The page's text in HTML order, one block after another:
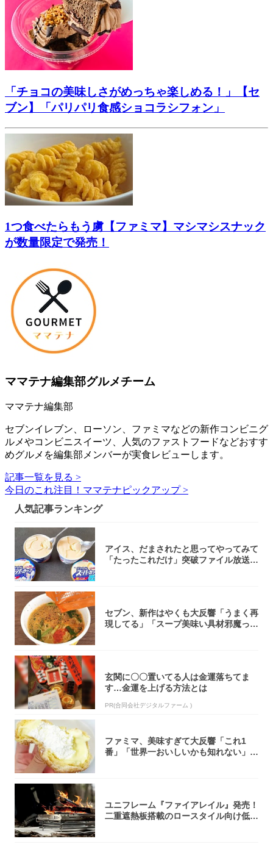
「チョコの美味しさがめっちゃ楽しめる！」【セ
ブン】「パリパリ食感ショコラシフォン」
1つ食べたらもう虜【ファミマ】マシマシスナック
が数量限定で発売！
ママテナ編集部グルメチーム
ママテナ編集部
セブンイレブン、ローソン、ファミマなどの新作コンビニグ
ルメやコンビニスイーツ、人気のファストフードなどおすす
めグルメを編集部メンバーが実食レビューします。
記事一覧を見る >
今日のこれ注目！ママテナピックアップ >
人気記事ランキング
アイス、だまされたと思ってやってみて
「たったこれだけ」突破ファイル放送で
セブン、新作はやくも大反響「うまく再
現してる」「スープ美味い具材邪魔って
玄関に〇〇置いてる人は金運落ちてま
す…金運を上げる方法とは
PR(合同会社デジタルファーム )
ファミマ、美味すぎて大反響「これ1
番」「世界一おいしいかも知れない」
ユニフレーム『ファイアレイル』発売！
二重遮熱板搭載のロースタイル向け低型